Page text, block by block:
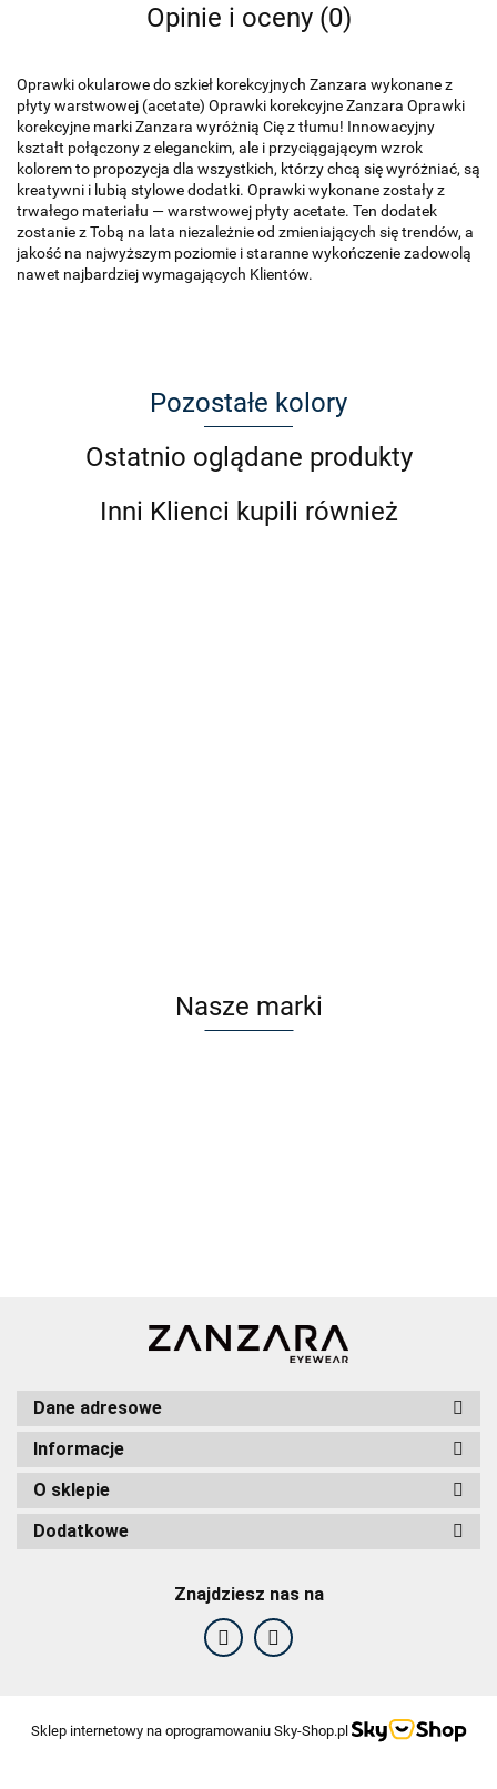
Opinie i oceny (0)
Oprawki okularowe do szkieł korekcyjnych Zanzara wykonane z
płyty warstwowej (acetate) Oprawki korekcyjne Zanzara Oprawki
korekcyjne marki Zanzara wyróżnią Cię z tłumu! Innowacyjny
kształt połączony z eleganckim, ale i przyciągającym wzrok
kolorem to propozycja dla wszystkich, którzy chcą się wyróżniać, są
kreatywni i lubią stylowe dodatki. Oprawki wykonane zostały z
trwałego materiału — warstwowej płyty acetate. Ten dodatek
zostanie z Tobą na lata niezależnie od zmieniających się trendów, a
jakość na najwyższym poziomie i staranne wykończenie zadowolą
nawet najbardziej wymagających Klientów.
Pozostałe kolory
Ostatnio oglądane produkty
Inni Klienci kupili również
Nasze marki
F2F Eyewear
Dane adresowe
Informacje
O sklepie
Dodatkowe
Znajdziesz nas na
Sklep internetowy na oprogramowaniu Sky-Shop.pl